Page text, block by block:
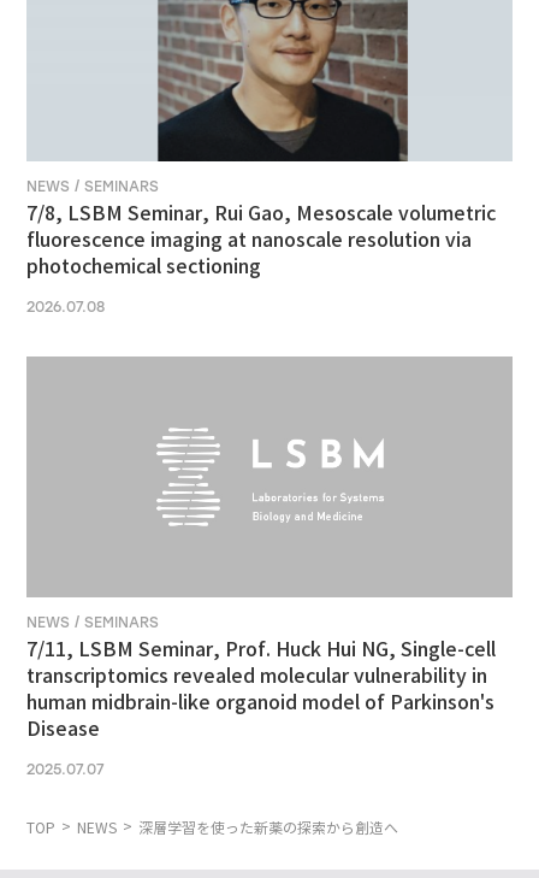
NEWS / SEMINARS
7/8, LSBM Seminar, Rui Gao, Mesoscale volumetric
fluorescence imaging at nanoscale resolution via
photochemical sectioning
2026.07.08
NEWS / SEMINARS
7/11, LSBM Seminar, Prof. Huck Hui NG, Single-cell
transcriptomics revealed molecular vulnerability in
human midbrain-like organoid model of Parkinson's
Disease
2025.07.07
TOP NEWS 深層学習を使った新薬の探索から創造へ